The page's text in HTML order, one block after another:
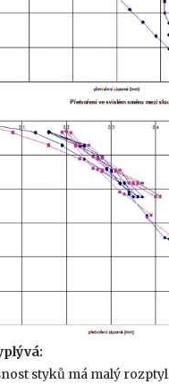
styků má malý rozptyl